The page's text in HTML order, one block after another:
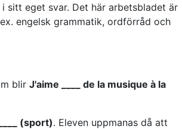
sitt eget svar. Det här arbetsbladet är
engelsk grammatik, ordförråd och
blir J'aime ____ de la musique à la
(sport). Eleven uppmanas då att